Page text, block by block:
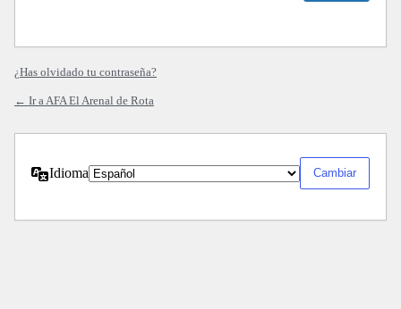
¿Has olvidado tu contraseña?
← Ir a AFA El Arenal de Rota
Idioma